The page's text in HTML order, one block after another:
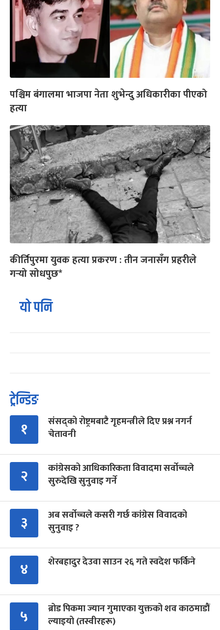
पश्चिम बंगालमा भाजपा नेता शुभेन्दु अधिकारीका पीएको
हत्या
कीर्तिपुरमा युवक हत्या प्रकरण : तीन जनासँग प्रहरीले
गर्‍यो सोधपुछ*
यो पनि
ट्रेन्डिङ
१
संसद्को रोष्ट्रमबाटै गृहमन्त्रीले दिए प्रश्न नगर्न
चेतावनी
२
कांग्रेसको आधिकारिकता विवादमा सर्वोच्चले
सुरुदेखि सुनुवाइ गर्ने
३
अब सर्वोच्चले कसरी गर्छ कांग्रेस विवादको
सुनुवाइ ?
४ शेरबहादुर देउवा साउन २६ गते स्वदेश फर्किने
५
ब्रोड पिकमा ज्यान गुमाएका युक्तको शव काठमाडौं
ल्याइयो (तस्वीरहरू)